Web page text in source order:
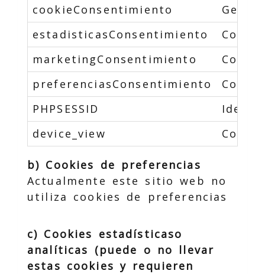
cookieConsentimiento
estadisticasConsentimiento
marketingConsentimiento
preferenciasConsentimiento
PHPSESSID
device_view
b) Cookies de preferencias
Actualmente este sitio web no
utiliza cookies de preferencias
c) Cookies estadísticaso
analíticas (puede o no llevar
estas cookies y requieren